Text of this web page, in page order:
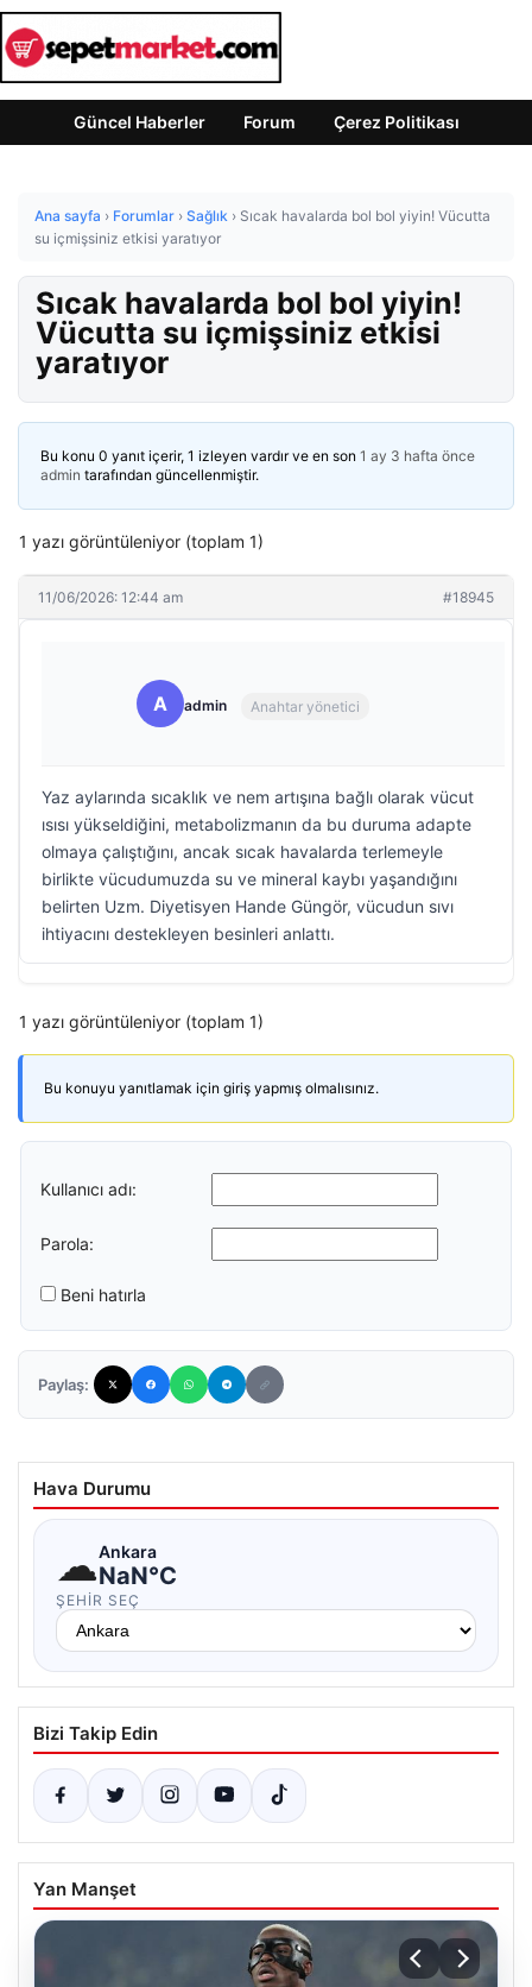
Güncel Haberler Forum Çerez Politikası
Ana sayfa › Forumlar › Sağlık › Sıcak havalarda bol bol yiyin! Vücutta
su içmişsiniz etkisi yaratıyor
Sıcak havalarda bol bol yiyin!
Vücutta su içmişsiniz etkisi
yaratıyor
Bu konu 0 yanıt içerir, 1 izleyen vardır ve en son 1 ay 3 hafta önce
admin tarafından güncellenmiştir.
1 yazı görüntüleniyor (toplam 1)
11/06/2026: 12:44 am #18945
A admin Anahtar yönetici
Yaz aylarında sıcaklık ve nem artışına bağlı olarak vücut
ısısı yükseldiğini, metabolizmanın da bu duruma adapte
olmaya çalıştığını, ancak sıcak havalarda terlemeyle
birlikte vücudumuzda su ve mineral kaybı yaşandığını
belirten Uzm. Diyetisyen Hande Güngör, vücudun sıvı
ihtiyacını destekleyen besinleri anlattı.
1 yazı görüntüleniyor (toplam 1)
Bu konuyu yanıtlamak için giriş yapmış olmalısınız.
Kullanıcı adı:
Parola:
Beni hatırla
Paylaş:
Hava Durumu
☁Ankara
NaN°C
ŞEHIR SEÇ
Bizi Takip Edin
Yan Manşet